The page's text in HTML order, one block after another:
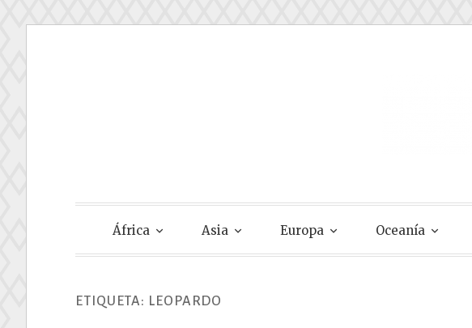
Gastando Suela
África Asia Europa Oceanía
ETIQUETA: LEOPARDO